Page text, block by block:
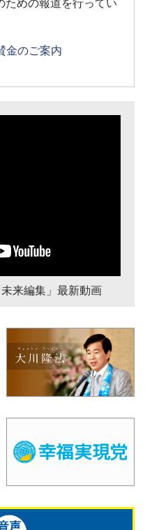
金のご案内
来編集」最新動画